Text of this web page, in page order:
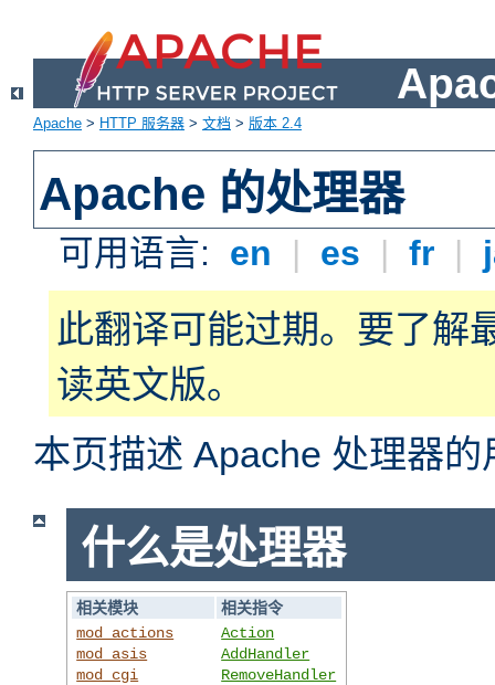
Apache > HTTP 服务器 > 文档 > 版本 2.4
Apache 的处理器
可用语言: en | es | fr |
此翻译可能过期。要了解
读英文版。
本页描述 Apache 处理器的
什么是处理器
相关模块
相关指令
mod_actions
mod_asis
mod_cgi
Action
AddHandler
RemoveHandler